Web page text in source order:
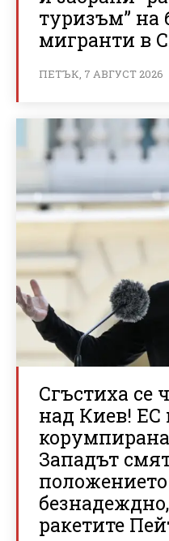
туризъм” на
мигранти в
ПЕТЪК, 7 АВГУСТ 2026
Сгъстиха се
над Киев! ЕС
Западът
ракетите